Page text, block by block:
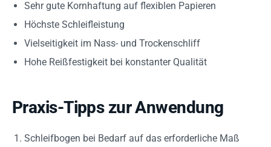
Sehr gute Kornhaftung auf flexiblen Papieren
Höchste Schleifleistung
Vielseitigkeit im Nass- und Trockenschliff
Hohe Reißfestigkeit bei konstanter Qualität
Praxis-Tipps zur Anwendung
Schleifbogen bei Bedarf auf das erforderliche Maß